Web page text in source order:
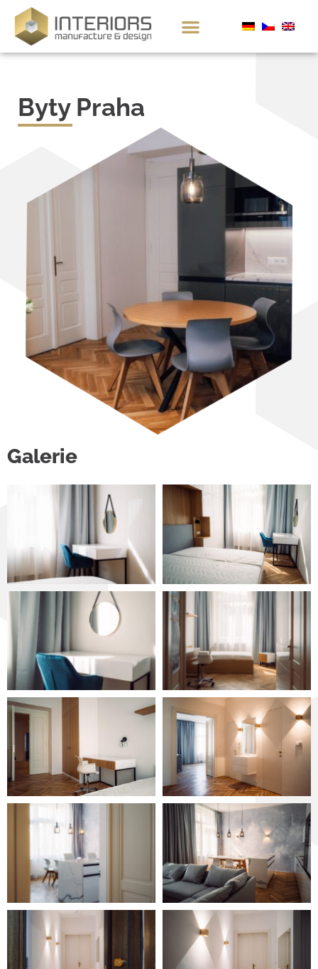
Byty Praha
Galerie